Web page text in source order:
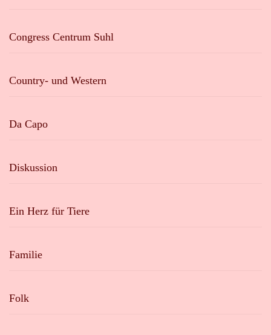
Congress Centrum Suhl
Country- und Western
Da Capo
Diskussion
Ein Herz für Tiere
Familie
Folk